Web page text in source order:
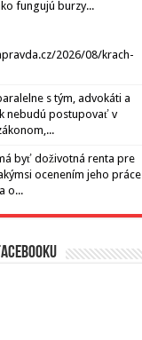
fungujú burzy...
2026/08/krach-
s tým, advokáti a
nebudú postupovať v
byť doživotná renta pre
ocenením jeho práce
o...